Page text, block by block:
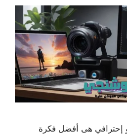
إحترافي هى أفضل فكرة